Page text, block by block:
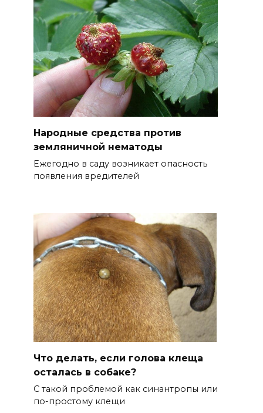
Народные средства против
земляничной нематоды
Ежегодно в саду возникает опасность
появления вредителей
Что делать, если голова клеща
осталась в собаке?
С такой проблемой как синантропы или
по-простому клещи